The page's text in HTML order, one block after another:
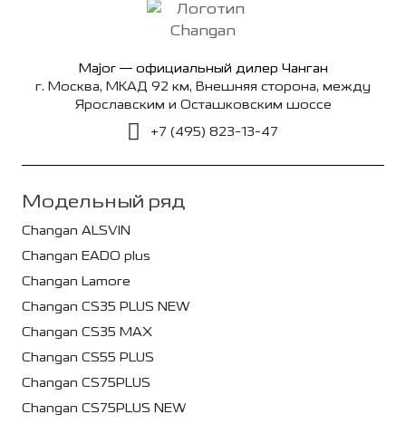
Major — официальный дилер Чанган
г. Москва, МКАД 92 км, Внешняя сторона, между
Ярославским и Осташковским шоссе
+7 (495) 823-13-47
Модельный ряд
Changan ALSVIN
Changan EADO plus
Changan Lamore
Changan CS35 PLUS NEW
Changan CS35 MAX
Changan CS55 PLUS
Changan CS75PLUS
Changan CS75PLUS NEW